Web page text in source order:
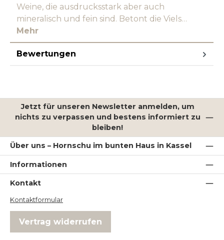
Weine, die ausdrucksstark aber auch
mineralisch und fein sind. Betont die Viels…
Mehr
Bewertungen
Jetzt für unseren Newsletter anmelden, um
nichts zu verpassen und bestens informiert zu
bleiben!
Über uns – Hornschu im bunten Haus in Kassel
Informationen
Kontakt
Kontaktformular
Vertrag widerrufen